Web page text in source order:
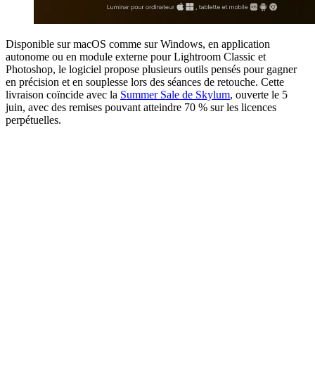
Disponible sur macOS comme sur Windows, en application
autonome ou en module externe pour Lightroom Classic et
Photoshop, le logiciel propose plusieurs outils pensés pour gagner
en précision et en souplesse lors des séances de retouche. Cette
livraison coïncide avec la Summer Sale de Skylum, ouverte le 5
juin, avec des remises pouvant atteindre 70 % sur les licences
perpétuelles.